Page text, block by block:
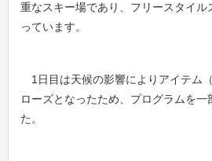
重なスキー場であり、フリースタイ
っています。
1日目は天候の影響によりアイテム
ローズとなったため、プログラムを一
た。